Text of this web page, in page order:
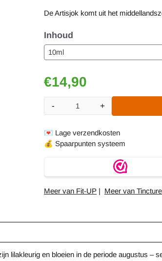
De Artisjok komt uit het
Inhoud
€14,90
+
-
💌 Lage verzendkosten
💰 Spaarpunten systeem
Meer van Fit-UP| Meer van
lilakleurig en bloeien in de periode augustus –